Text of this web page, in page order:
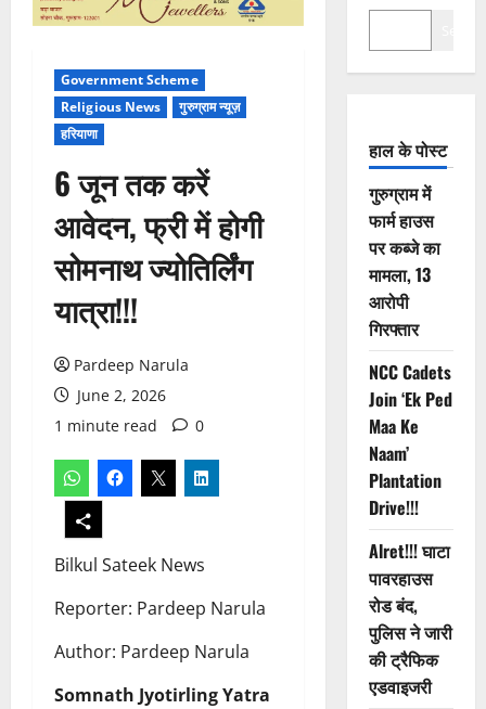
Government Scheme
Religious News
गुरुग्राम न्यूज़
हरियाणा
6 जून तक करें
आवेदन, फ्री में होगी
सोमनाथ ज्योतिर्लिंग
यात्रा!!!
Pardeep Narula
June 2, 2026
1 minute read
0
Bilkul Sateek News
Reporter: Pardeep Narula
Author: Pardeep Narula
Somnath Jyotirling Yatra
हाल के पोस्ट
गुरुग्राम में
फार्म हाउस
पर कब्जे का
मामला, 13
आरोपी
गिरफ्तार
NCC Cadets
Join ‘Ek Ped
Maa Ke
Naam’
Plantation
Drive!!!
Alret!!! घाटा
पावरहाउस
रोड बंद,
पुलिस ने जारी
की ट्रैफिक
एडवाइजरी